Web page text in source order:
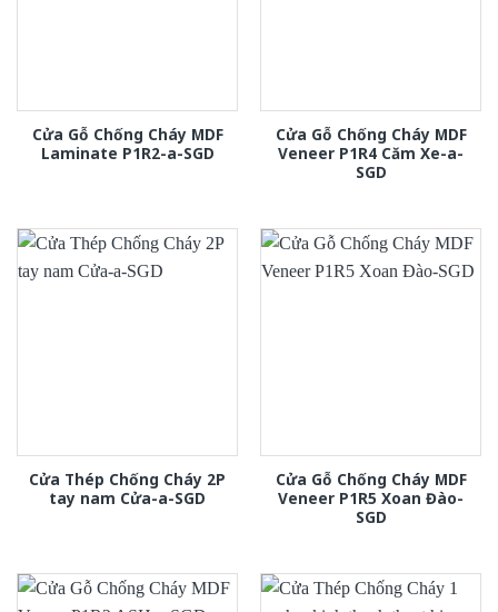
Cửa Gỗ Chống Cháy MDF
Laminate P1R2-a-SGD
Cửa Gỗ Chống Cháy MDF
Veneer P1R4 Căm Xe-a-
SGD
Cửa Thép Chống Cháy 2P
tay nam Cửa-a-SGD
Cửa Gỗ Chống Cháy MDF
Veneer P1R5 Xoan Đào-
SGD